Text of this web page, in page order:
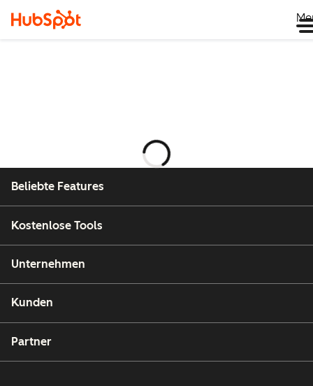
Wird
geladen
Beliebte Features
Kostenlose Tools
Unternehmen
Kunden
Partner